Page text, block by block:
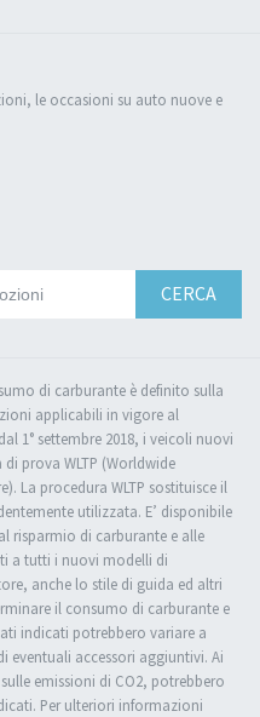
le occasioni su auto nuove e
CERCA
di carburante è definito sulla
applicabili in vigore al
1° settembre 2018, i veicoli nuovi
prova WLTP (Worldwide
La procedura WLTP sostituisce il
utilizzata. E’ disponibile
risparmio di carburante e alle
a tutti i nuovi modelli di
anche lo stile di guida ed altri
il consumo di carburante e
indicati potrebbero variare a
eventuali accessori aggiuntivi. Ai
emissioni di CO2, potrebbero
Per ulteriori informazioni